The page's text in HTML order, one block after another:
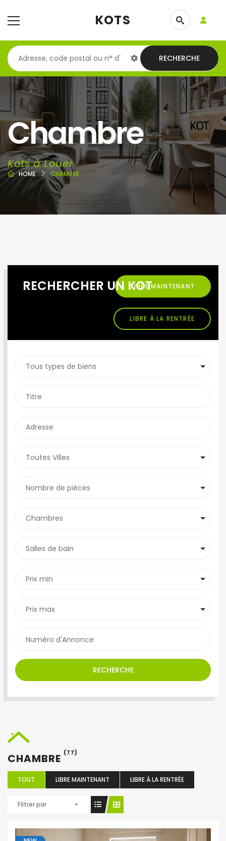
KOTS
RECHERCHE
Chambre
Kots à Louer
HOME CHAMBRE
RECHERCHER UN KOTLIBRE MAINTENANT
LIBRE À LA RENTRÉE
RECHERCHE
CHAMBRE (77)
TOUT LIBRE MAINTENANT LIBRE À LA RENTRÉE
Filtrer par